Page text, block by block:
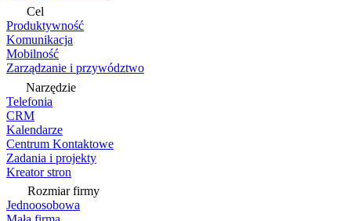
Cel
Produktywność
Komunikacja
Mobilność
Zarządzanie i przywództwo
Narzędzie
Telefonia
CRM
Kalendarze
Centrum Kontaktowe
Zadania i projekty
Kreator stron
Rozmiar firmy
Jednoosobowa